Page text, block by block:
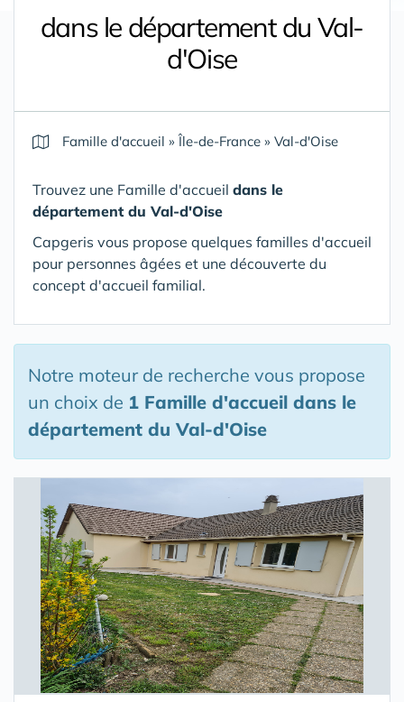
dans le département du Val-
d'Oise
Famille d'accueil »Île-de-France » Val-d'Oise
Trouvez une Famille d'accueil dans le
département du Val-d'Oise
Capgeris vous propose quelques familles d'accueil
pour personnes âgées et une découverte du
concept d'accueil familial.
Notre moteur de recherche vous propose
un choix de 1 Famille d'accueil dans le
département du Val-d'Oise